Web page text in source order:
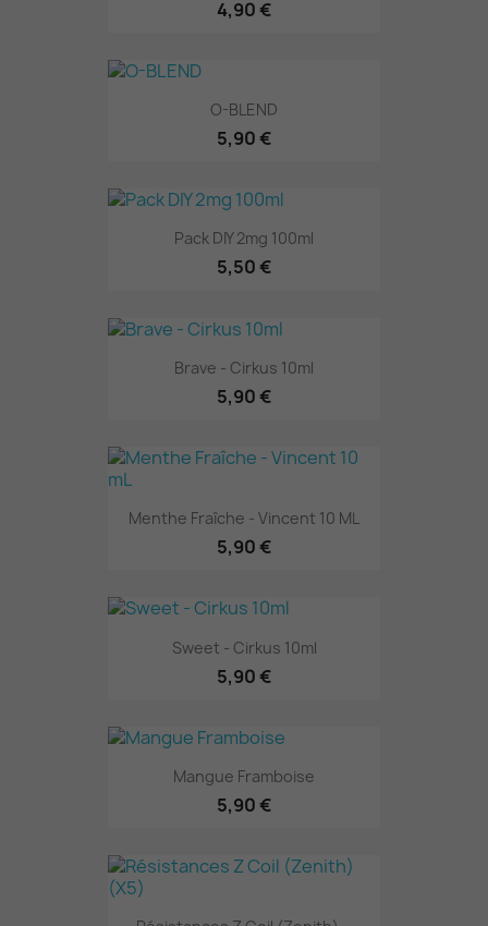
4,90 €
O-BLEND
5,90 €
Pack DIY 2mg 100ml
5,50 €
Brave - Cirkus 10ml
5,90 €
Menthe Fraîche - Vincent 10 ML
5,90 €
Sweet - Cirkus 10ml
5,90 €
Mangue Framboise
5,90 €